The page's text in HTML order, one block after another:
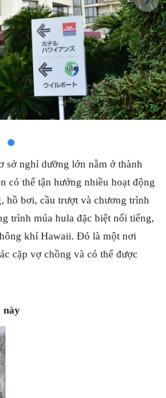
sở nghỉ dưỡng lớn nằm ở thành
có thể tận hưởng nhiều hoạt động
hồ bơi, cầu trượt và chương trình
trình múa hula đặc biệt nổi tiếng,
khí Hawaii. Đó là một nơi
cặp vợ chồng và có thể được
này